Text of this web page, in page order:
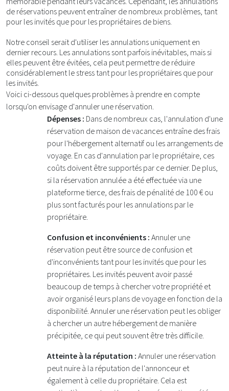
de réservations peuvent entraîner de nombreux problèmes, tant
pour les invités que pour les propriétaires de biens.
Notre conseil serait d'utiliser les annulations uniquement en
dernier recours. Les annulations sont parfois inévitables, mais si
elles peuvent être évitées, cela peut permettre de réduire
considérablement le stress tant pour les propriétaires que pour
les invités.
Voici ci-dessous quelques problèmes à prendre en compte
lorsqu'on envisage d'annuler une réservation.
Dépenses : Dans de nombreux cas, l'annulation d'une
réservation de maison de vacances entraîne des frais
pour l'hébergement alternatif ou les arrangements de
voyage. En cas d'annulation par le propriétaire, ces
coûts doivent être supportés par ce dernier. De plus,
si la réservation annulée a été effectuée via une
plateforme tierce, des frais de pénalité de 100 € ou
plus sont facturés pour les annulations par le
propriétaire.
Confusion et inconvénients : Annuler une
réservation peut être source de confusion et
d'inconvénients tant pour les invités que pour les
propriétaires. Les invités peuvent avoir passé
beaucoup de temps à chercher votre propriété et
avoir organisé leurs plans de voyage en fonction de la
disponibilité. Annuler une réservation peut les obliger
à chercher un autre hébergement de manière
précipitée, ce qui peut souvent être très difficile.
Atteinte à la réputation : Annuler une réservation
peut nuire à la réputation de l'annonceur et
également à celle du propriétaire. Cela est